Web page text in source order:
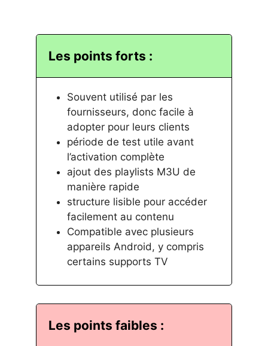
Les points forts :
Souvent utilisé par les
fournisseurs, donc facile à
adopter pour leurs clients
période de test utile avant
l’activation complète
ajout des playlists M3U de
manière rapide
structure lisible pour accéder
facilement au contenu
Compatible avec plusieurs
appareils Android, y compris
certains supports TV
Les points faibles :